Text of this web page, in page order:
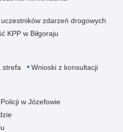
zdarzeń drogowych
KPP w Biłgoraju
strefa Wnioski z konsultacji
w Józefowie